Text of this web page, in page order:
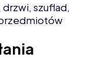
szuflad,